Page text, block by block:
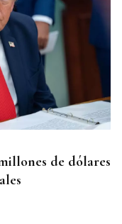
de dólares